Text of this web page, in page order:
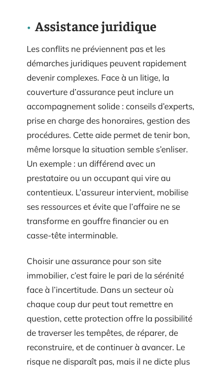
Assistance juridique
Les conflits ne préviennent pas et les
démarches juridiques peuvent rapidement
devenir complexes. Face à un litige, la
couverture d’assurance peut inclure un
accompagnement solide : conseils d’experts,
prise en charge des honoraires, gestion des
procédures. Cette aide permet de tenir bon,
même lorsque la situation semble s’enliser.
Un exemple : un différend avec un
prestataire ou un occupant qui vire au
contentieux. L’assureur intervient, mobilise
ses ressources et évite que l’affaire ne se
transforme en gouffre financier ou en
casse-tête interminable.
Choisir une assurance pour son site
immobilier, c’est faire le pari de la sérénité
face à l’incertitude. Dans un secteur où
chaque coup dur peut tout remettre en
question, cette protection offre la possibilité
de traverser les tempêtes, de réparer, de
reconstruire, et de continuer à avancer. Le
risque ne disparaît pas, mais il ne dicte plus